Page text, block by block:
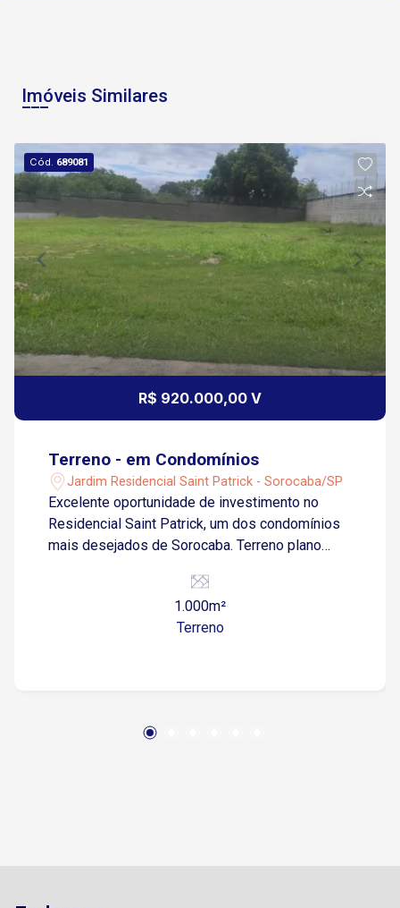
Imóveis Similares
Cód. 689081
R$ 920.000,00 V
Terreno - em Condomínios
Jardim Residencial Saint Patrick - Sorocaba/SP
Excelente oportunidade de investimento no
Residencial Saint Patrick, um dos condomínios
mais desejados de Sorocaba. Terreno plano
localizado em uma das melhores áreas do
empreendimento. O condomínio é referência em
infraestrutura, segurança e lazer, oferecendo
condomínio, garantindo privacidade e vista
1.000m²
Terreno